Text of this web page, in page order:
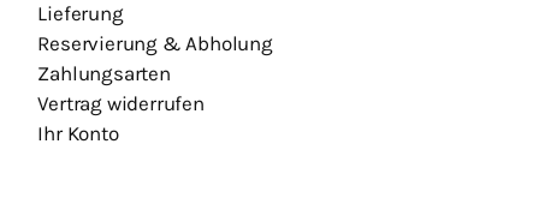
Lieferung
Reservierung & Abholung
Zahlungsarten
Vertrag widerrufen
Ihr Konto